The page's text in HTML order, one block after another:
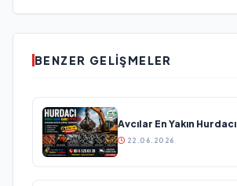
BENZER GELIŞMELER
Avcılar En Yakın Hurdacı
22.06.2026